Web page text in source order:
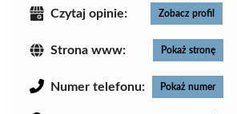
Czytaj opinie: Zobacz profil
Strona www: Pokaż stronę
Numer telefonu: Pokaż numer